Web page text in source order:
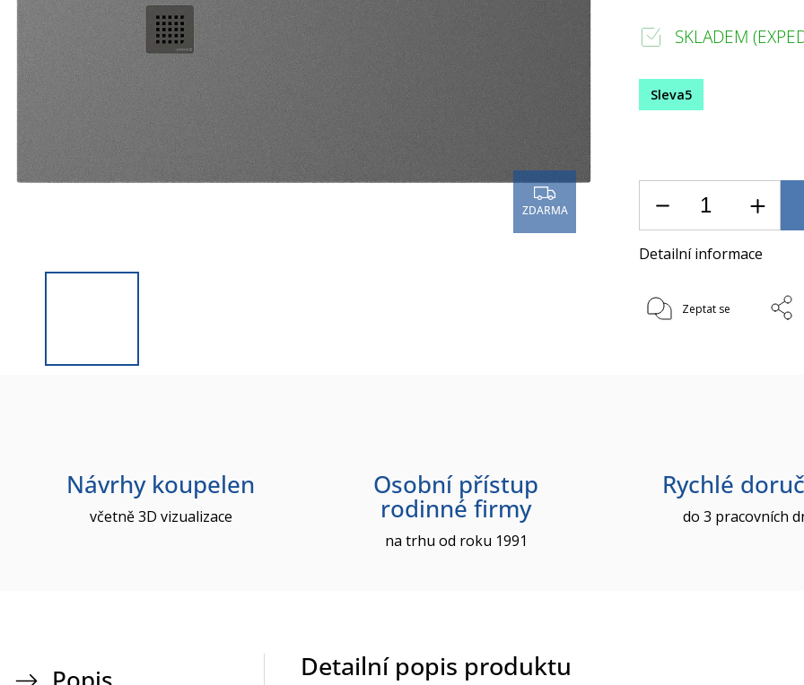
ZDARMA
Sleva5
SKLADEM
Detailní informace
Zeptat se
Návrhy koupelen
včetně 3D vizualizace
Osobní přístup
rodinné firmy
na trhu od roku 1991
Rychlé
do 3 pracovních
Detailní popis produktu